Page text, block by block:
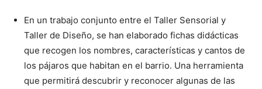
En un trabajo conjunto entre el Taller Sensorial y
Taller de Diseño, se han elaborado fichas didácticas
que recogen los nombres, características y cantos de
los pájaros que habitan en el barrio. Una herramienta
que permitirá descubrir y reconocer algunas de las